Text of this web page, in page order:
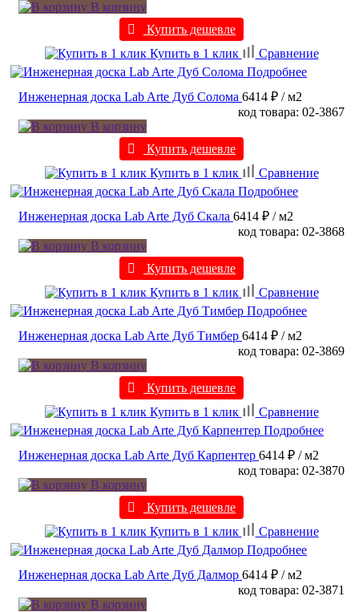
В корзину
Купить дешевле
Купить в 1 клик
Сравнение
Подробнее
Инженерная доска Lab Arte Дуб Солома 6414 ₽ / м2
код товара: 02-3867
В корзину
Купить дешевле
Купить в 1 клик
Сравнение
Подробнее
Инженерная доска Lab Arte Дуб Скала 6414 ₽ / м2
код товара: 02-3868
В корзину
Купить дешевле
Купить в 1 клик
Сравнение
Подробнее
Инженерная доска Lab Arte Дуб Тимбер 6414 ₽ / м2
код товара: 02-3869
В корзину
Купить дешевле
Купить в 1 клик
Сравнение
Подробнее
Инженерная доска Lab Arte Дуб Карпентер 6414 ₽ / м2
код товара: 02-3870
В корзину
Купить дешевле
Купить в 1 клик
Сравнение
Подробнее
Инженерная доска Lab Arte Дуб Далмор 6414 ₽ / м2
код товара: 02-3871
В корзину